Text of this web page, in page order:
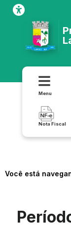
Menu
Nota Fiscal
Você está